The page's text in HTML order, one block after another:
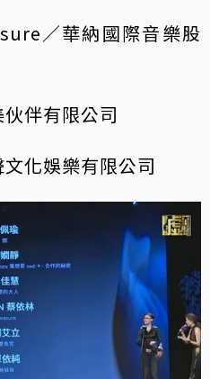
／華納國際音樂股
伴有限公司
化娛樂有限公司